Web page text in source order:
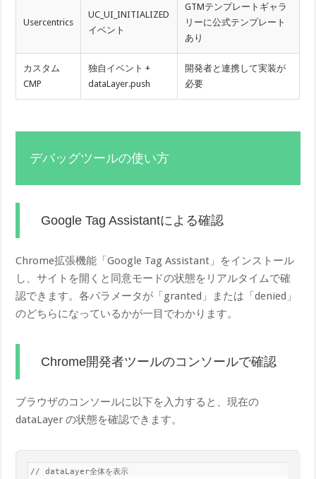
Usercentrics
UC_UI_INITIALIZED
イベント
GTMテンプレートギャラ
リーに公式テンプレート
あり
カスタム
CMP
独自イベント +
dataLayer.push
開発者と連携して実装が
必要
デバッグツールの使い方
Google Tag Assistantによる確認
Chrome拡張機能「Google Tag Assistant」をインストール
し、サイトを開くと同意モードの状態をリアルタイムで確
認できます。各パラメータが「granted」または「denied」
のどちらになっているかが一目でわかります。
Chrome開発者ツールのコンソールで確認
ブラウザのコンソールに以下を入力すると、現在の
dataLayer の状態を確認できます。
// dataLayer全体を表示